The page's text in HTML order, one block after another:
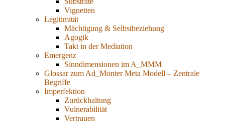
Vignetten
Legitimität
Mächtigung & Selbstbeziehung
Agogik
Takt in der Mediation
Emergenz
Sinndimensionen im A_MMM
Glossar zum Ad_Monter Meta Modell – Zentrale
Begriffe
Imperfektion
Zurückhaltung
Vulnerabilität
Vertrauen